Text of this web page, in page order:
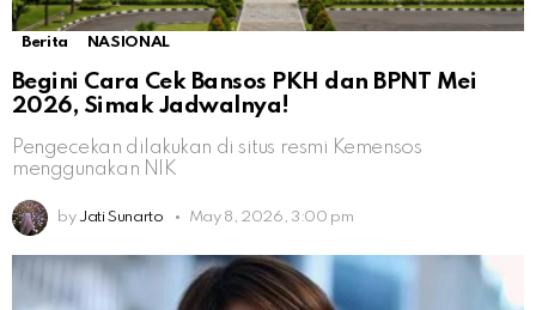
Berita NASIONAL
Begini Cara Cek Bansos PKH dan BPNT Mei
2026, Simak Jadwalnya!
Pengecekan dilakukan di situs resmi Kemensos
menggunakan NIK
by Jati Sunarto May 8, 2026, 3:00 pm